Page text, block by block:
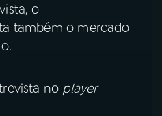
o
também o mercado
no player